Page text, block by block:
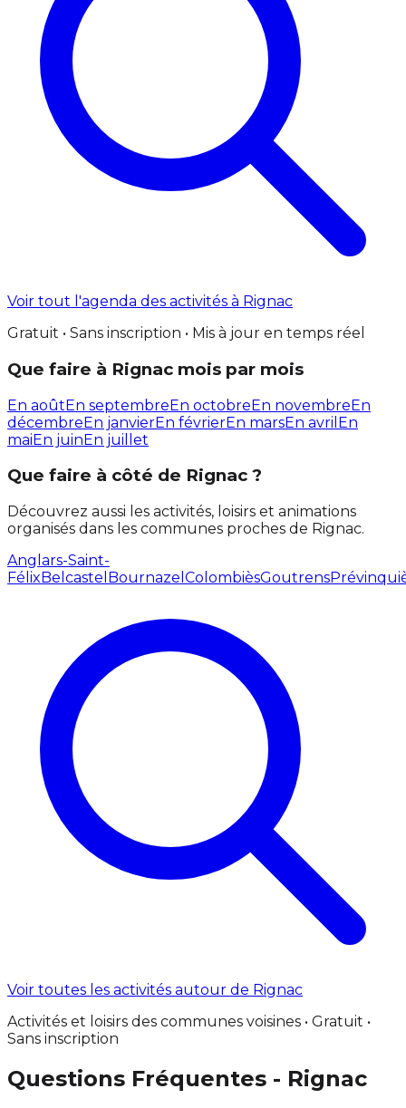
Voir tout l'agenda des activités à Rignac
Gratuit • Sans inscription • Mis à jour en temps réel
Que faire à Rignac mois par mois
En aoûtEn septembreEn octobreEn novembreEn
décembreEn janvierEn févrierEn marsEn avril En
maiEn juinEn juillet
Que faire à côté de Rignac ?
Découvrez aussi les activités, loisirs et animations
organisés dans les communes proches de Rignac.
Anglars-Saint-
FélixBelcastel Bournazel ColombièsGoutrens
Voir toutes les activités autour de Rignac
Activités et loisirs des communes voisines • Gratuit •
Sans inscription
Questions Fréquentes - Rignac